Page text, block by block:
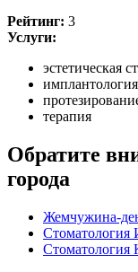
Рейтинг: 3
Услуги:
эстетическая
имплантология
терапия
Обратите
города
Жемчужина-
Стоматология
Стоматология